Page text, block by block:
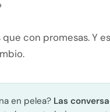
con promesas. Y
en pelea? Las